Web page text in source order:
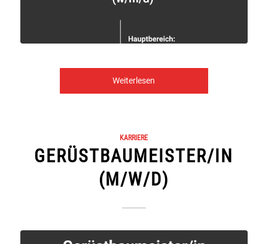
Weiterlesen
KARRIERE
GERÜSTBAUMEISTER/IN
(M/W/D)